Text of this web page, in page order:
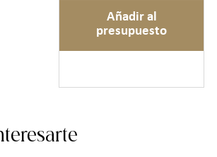
Añadir al
presupuesto